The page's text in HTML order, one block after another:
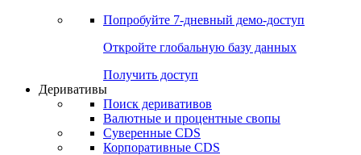
Попробуйте 7-дневный демо-доступ
Откройте глобальную базу данных
Получить доступ
Деривативы
Поиск деривативов
Валютные и процентные свопы
Суверенные CDS
Корпоративные CDS